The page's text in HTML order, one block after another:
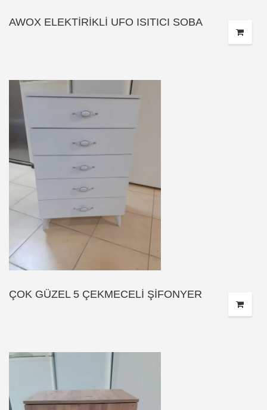
AWOX ELEKTİRİKLİ UFO ISITICI SOBA
ÇOK GÜZEL 5 ÇEKMECELİ ŞİFONYER